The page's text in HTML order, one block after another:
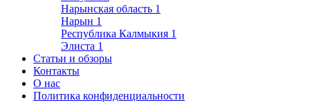
Нарынская область 1
Нарын 1
Республика Калмыкия 1
Элиста 1
Статьи и обзоры
Контакты
О нас
Политика конфиденциальности